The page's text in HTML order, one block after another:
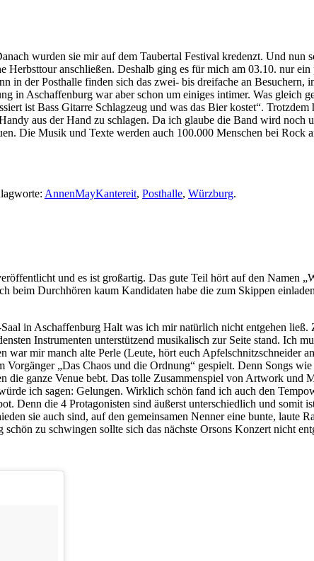
wurden sie mir auf dem Taubertal Festival kredenzt. Und nun
Herbsttour anschließen. Deshalb ging es für mich am 03.10. nur
der Posthalle finden sich das zwei- bis dreifache an Besuchern,
in Aschaffenburg war aber schon um einiges intimer. Was gleich
ist Bass Gitarre Schlagzeug und was das Bier kostet“.
aus der Hand zu schlagen. Da ich glaube die Band wird noch
Die Musik und Texte werden auch 100.000 Menschen bei Rock
AnnenMayKantereit, Posthalle, Würzburg.
und es ist großartig. Das gute Teil hört auf den Namen
beim Durchhören kaum Kandidaten habe die zum Skippen
in Aschaffenburg Halt was ich mir natürlich nicht entgehen ließ.
Instrumenten unterstützend musikalisch zur Seite stand. Ich
war mir manch alte Perle (Leute, hört euch Apfelschnitzschneider
„Das Chaos und die Ordnung“ gespielt. Denn Songs
die ganze Venue bebt. Das tolle Zusammenspiel von Artwork und
ich sagen: Gelungen. Wirklich schön fand ich auch den
Denn die 4 Protagonisten sind äußerst unterschiedlich und somit
sie auch sind, auf den gemeinsamen Nenner eine bunte, laute
zu schwingen sollte sich das nächste Orsons Konzert nicht